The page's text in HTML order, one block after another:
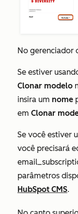
No gerenciador
Se estiver
Clonar modelo
insira um nome
em Clonar
Se você estiver
você precisará
parâmetros
HubSpot CMS.